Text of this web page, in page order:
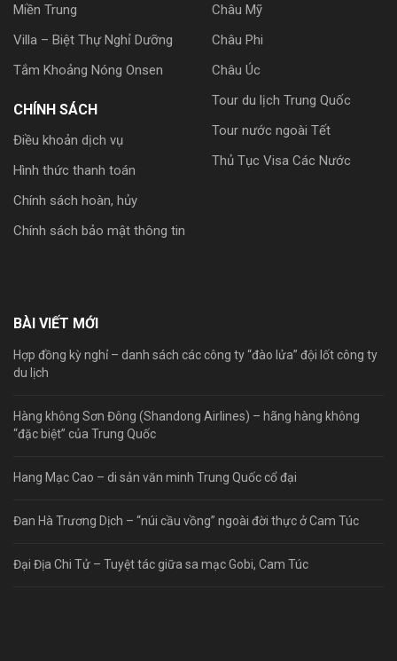
Miền Trung
Villa – Biệt Thự Nghỉ Dưỡng
Tắm Khoảng Nóng Onsen
CHÍNH SÁCH
Điều khoản dịch vụ
Hình thức thanh toán
Chính sách hoàn, hủy
Chính sách bảo mật thông tin
Châu Mỹ
Châu Phi
Châu Úc
Tour du lịch Trung Quốc
Tour nước ngoài Tết
Thủ Tục Visa Các Nước
BÀI VIẾT MỚI
Hợp đồng kỳ nghỉ – danh sách các công ty “đào lửa” đội lốt công ty
du lịch
Hàng không Sơn Đông (Shandong Airlines) – hãng hàng không
“đặc biệt” của Trung Quốc
Hang Mạc Cao – di sản văn minh Trung Quốc cổ đại
Đan Hà Trương Dịch – “núi cầu vồng” ngoài đời thực ở Cam Túc
Đại Địa Chi Tử – Tuyệt tác giữa sa mạc Gobi, Cam Túc